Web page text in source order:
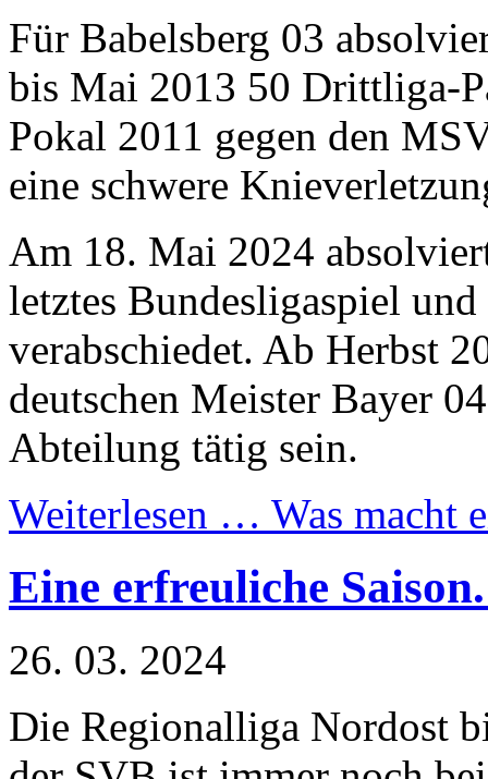
Für Babelsberg 03
bis Mai 2013 50 Drittliga-
Pokal 2011 gegen den
eine schwere
Am 18. Mai 2024
letztes Bundesligaspiel
verabschiedet. Ab Herbst
deutschen Meister Bayer
Abteilung tätig sein.
Weiterlesen … Was macht
Eine erfreuliche
26. 03. 2024
Die Regionalliga Nordost